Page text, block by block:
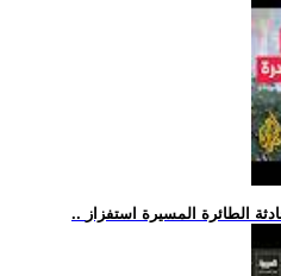
الطائرة المسيرة استفزاز